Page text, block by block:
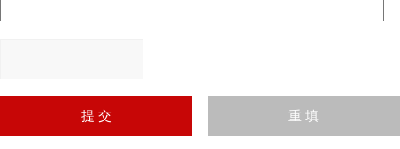
請輸入計算結果（填寫阿